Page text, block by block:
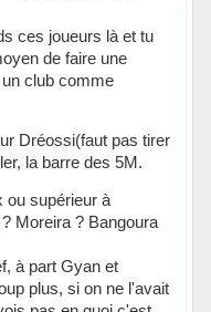
ces joueurs là et tu
de faire une
club comme
Dréossi(faut pas tirer
la barre des 5M.
ou supérieur à
Moreira ? Bangoura
à part Gyan et
plus, si on ne l'avait